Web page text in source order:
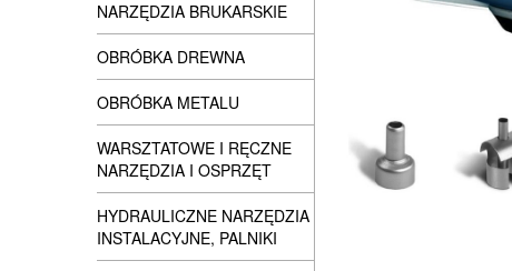
NARZĘDZIA BRUKARSKIE
OBRÓBKA DREWNA
OBRÓBKA METALU
WARSZTATOWE I RĘCZNE
NARZĘDZIA I OSPRZĘT
HYDRAULICZNE NARZĘDZIA
INSTALACYJNE, PALNIKI